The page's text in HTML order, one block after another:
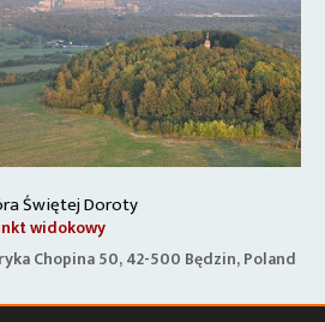
42-500 Będzin, Poland